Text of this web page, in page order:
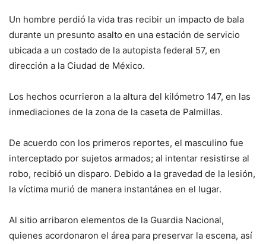
Un hombre perdió la vida tras recibir un impacto de bala
durante un presunto asalto en una estación de servicio
ubicada a un costado de la autopista federal 57, en
dirección a la Ciudad de México.
Los hechos ocurrieron a la altura del kilómetro 147, en las
inmediaciones de la zona de la caseta de Palmillas.
De acuerdo con los primeros reportes, el masculino fue
interceptado por sujetos armados; al intentar resistirse al
robo, recibió un disparo. Debido a la gravedad de la lesión,
la víctima murió de manera instantánea en el lugar.
Al sitio arribaron elementos de la Guardia Nacional,
quienes acordonaron el área para preservar la escena, así